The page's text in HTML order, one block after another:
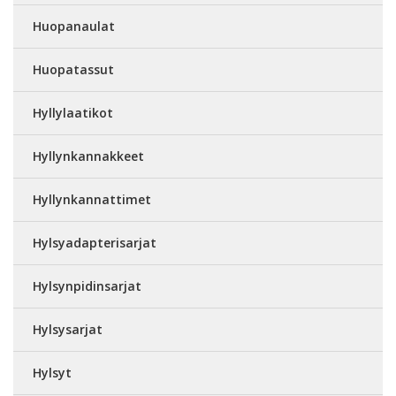
Huopanaulat
Huopatassut
Hyllylaatikot
Hyllynkannakkeet
Hyllynkannattimet
Hylsyadapterisarjat
Hylsynpidinsarjat
Hylsysarjat
Hylsyt